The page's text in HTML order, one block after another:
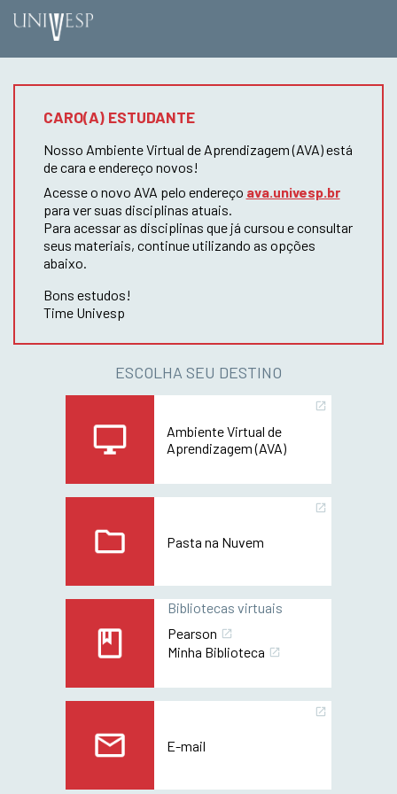
CARO(A) ESTUDANTE
Nosso Ambiente Virtual de Aprendizagem (AVA) está
de cara e endereço novos!
Acesse o novo AVA pelo endereço ava.univesp.br
para ver suas disciplinas atuais.
Para acessar as disciplinas que já cursou e consultar
seus materiais, continue utilizando as opções
abaixo.
Bons estudos!
Time Univesp
ESCOLHA SEU DESTINO
Ambiente Virtual de
Aprendizagem (AVA)
Pasta na Nuvem
Bibliotecas virtuais
Pearson
Minha Biblioteca
E-mail